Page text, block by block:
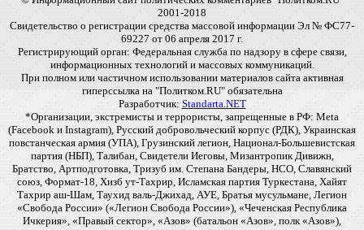
2001-2018
Свидетельство о регистрации средства массовой информации Эл № ФС77-
69227 от 06 апреля 2017 г.
Регистрирующий орган: Федеральная служба по надзору в сфере связи,
информационных технологий и массовых коммуникаций.
При полном или частичном использовании материалов сайта активная
гиперссылка на "Политком.RU" обязательна
Разработчик: Standarta.NET
*Организации, экстремисты и террористы, запрещенные в РФ: Meta
(Facebook и Instagram), Русский добровольческий корпус (РДК), Украинская
повстанческая армия (УПА), Грузинский легион, Национал-Большевистская
партия (НБП), Талибан, Свидетели Иеговы, Мизантропик Дивижн,
Братство, Артподготовка, Тризуб им. Степана Бандеры, НСО, Славянский
союз, Формат-18, Хизб ут-Тахрир, Исламская партия Туркестана, Хайят
Тахрир аш-Шам, Таухид валь-Джихад, АУЕ, Братья мусульмане, Легион
«Свобода России» («Легион Свобода России»), «Чеченская Республика
Ичкерия», «Правый сектор», «Азов» (батальон «Азов», полк «Азов»),